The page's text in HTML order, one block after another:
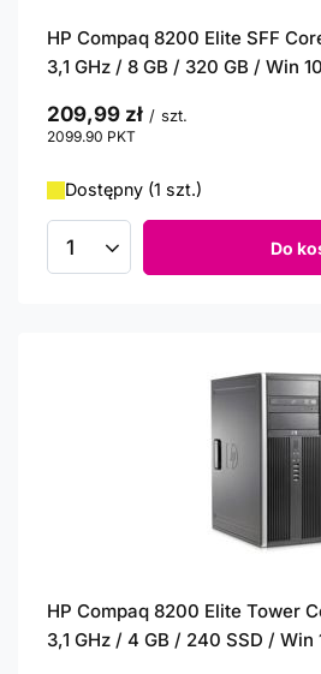
HP Compaq 8200 Elite SFF
3,1 GHz / 8 GB / 320 GB / Win
209,99 zł / szt.
2099.90 PKT
Dostępny (1 szt.)
Ilość produktów Do
HP Compaq 8200 Elite Tower
3,1 GHz / 4 GB / 240 SSD / Win